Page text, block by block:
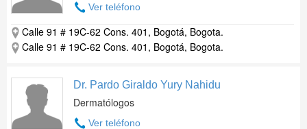
Ver teléfono
Calle 91 # 19C-62 Cons. 401, Bogotá, Bogota.
Calle 91 # 19C-62 Cons. 401, Bogotá, Bogota.
Dr. Pardo Giraldo Yury Nahidu
Dermatólogos
Ver teléfono